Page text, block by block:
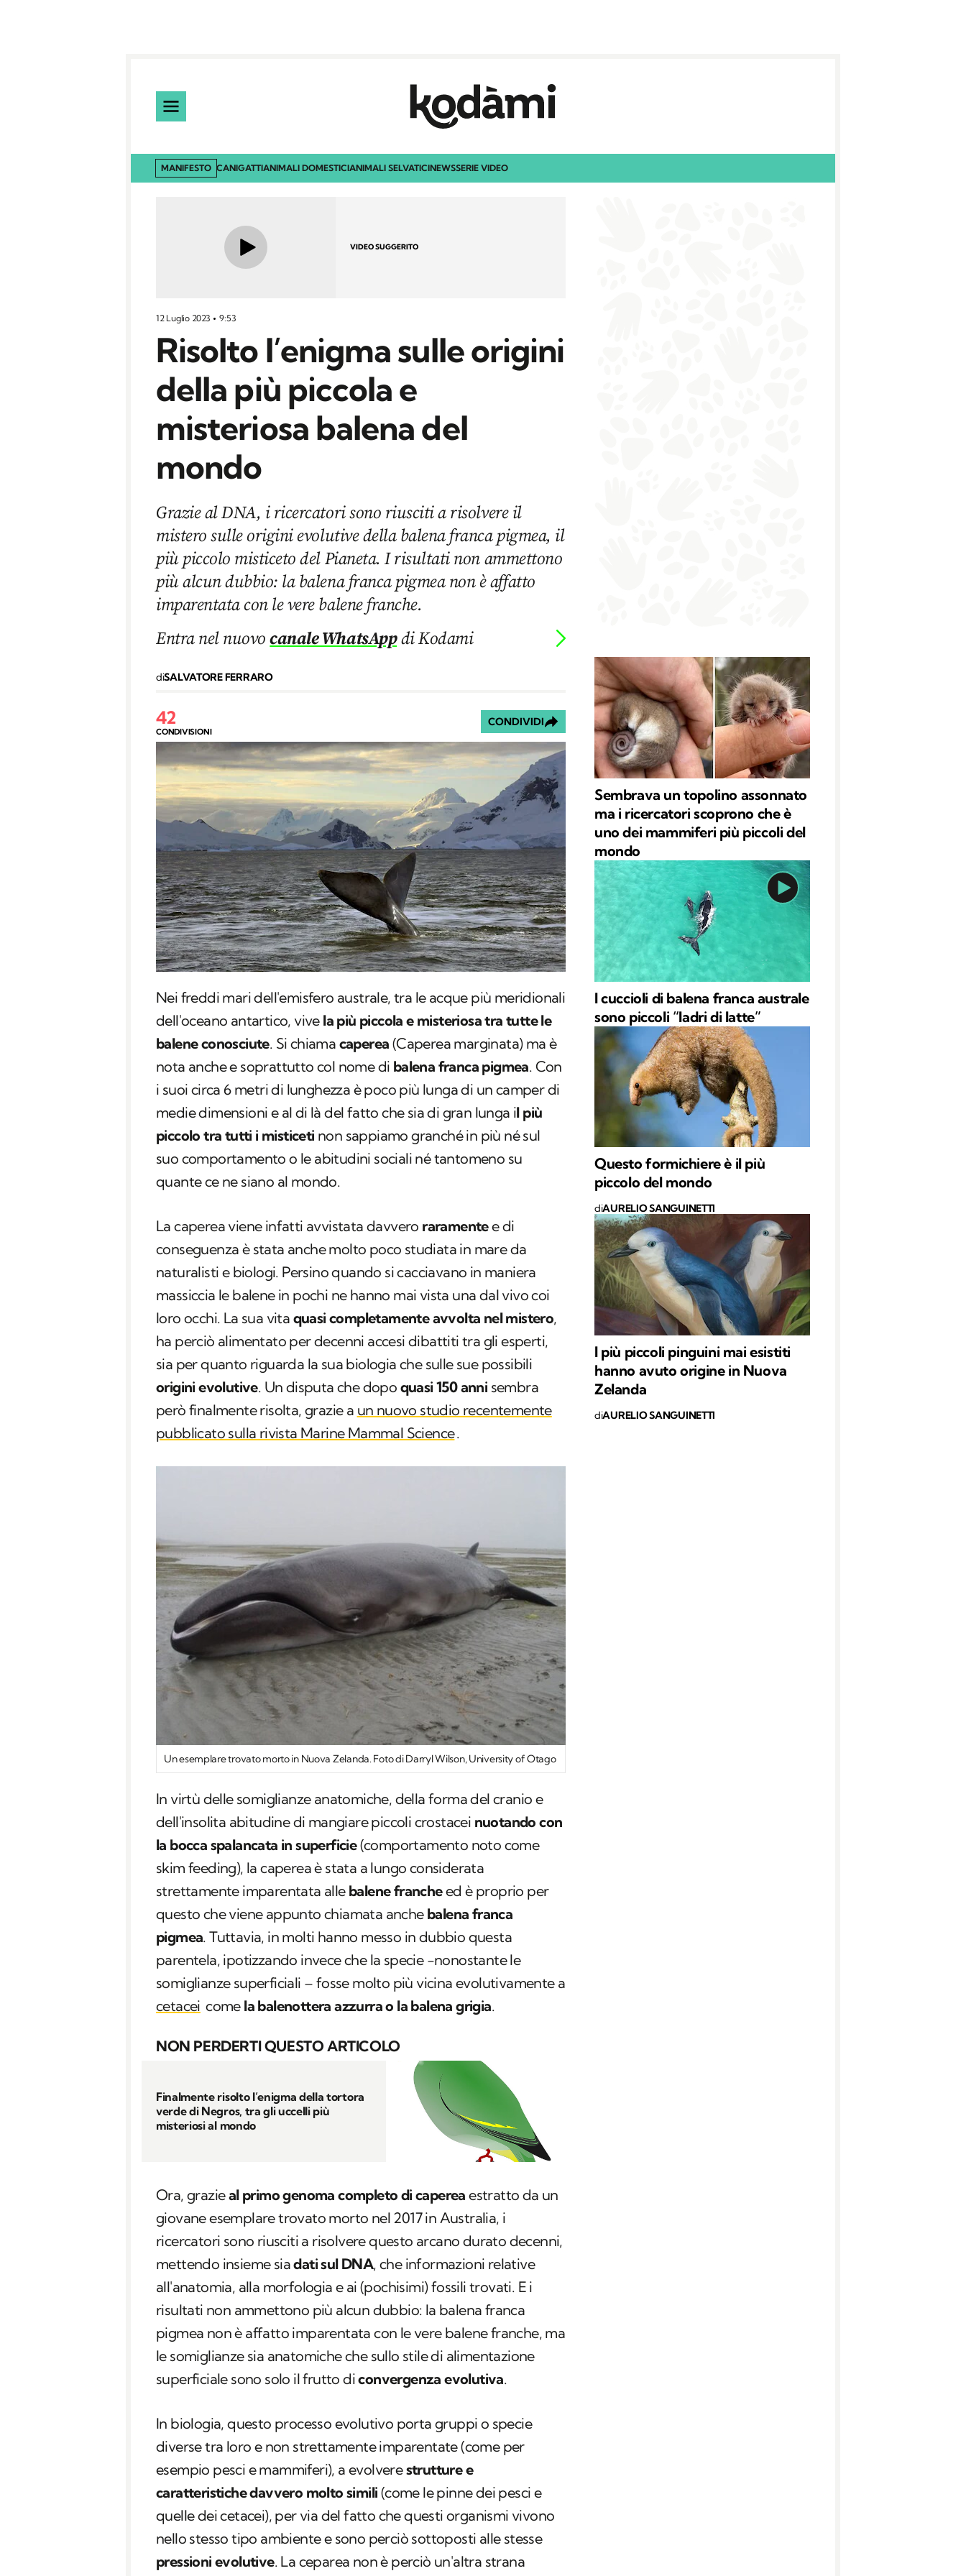
MANIFESTO CANIGATTIANIMALI DOMESTICIANIMALI SELVATICINEWSSERIE VIDEO
VIDEO SUGGERITO
12 Luglio 2023 9:53
Risolto l’enigma sulle origini
della più piccola e
misteriosa balena del
mondo
Grazie al DNA, i ricercatori sono riusciti a risolvere il
mistero sulle origini evolutive della balena franca pigmea, il
più piccolo misticeto del Pianeta. I risultati non ammettono
più alcun dubbio: la balena franca pigmea non è affatto
imparentata con le vere balene franche.
Entra nel nuovocanale WhatsAppdi Kodami
diSALVATORE FERRARO
42
CONDIVISIONI
CONDIVIDI
Nei freddi mari dell'emisfero australe, tra le acque più meridionali
dell'oceano antartico, vive la più piccola e misteriosa tra tutte le
balene conosciute. Si chiama caperea (Caperea marginata) ma è
nota anche e soprattutto col nome di balena franca pigmea. Con
i suoi circa 6 metri di lunghezza è poco più lunga di un camper di
medie dimensioni e al di là del fatto che sia di gran lunga il più
piccolo tra tutti i misticeti non sappiamo granché in più né sul
suo comportamento o le abitudini sociali né tantomeno su
quante ce ne siano al mondo.
La caperea viene infatti avvistata davvero raramentee di
conseguenza è stata anche molto poco studiata in mare da
naturalisti e biologi. Persino quando si cacciavano in maniera
massiccia le balene in pochi ne hanno mai vista una dal vivo coi
loro occhi. La sua vita quasi completamente avvolta nel mistero,
ha perciò alimentato per decenni accesi dibattiti tra gli esperti,
sia per quanto riguarda la sua biologia che sulle sue possibili
origini evolutive. Un disputa che dopo quasi 150 anni sembra
però finalmente risolta, grazie a un nuovo studio recentemente
pubblicato sulla rivista Marine Mammal Science.
Un esemplare trovato morto in Nuova Zelanda. Foto di Darryl Wilson, University of Otago
In virtù delle somiglianze anatomiche, della forma del cranio e
dell'insolita abitudine di mangiare piccoli crostacei nuotando con
la bocca spalancata in superficie(comportamento noto come
skim feeding), la caperea è stata a lungo considerata
strettamente imparentata alle balene francheed è proprio per
questo che viene appunto chiamata anche balena franca
pigmea. Tuttavia, in molti hanno messo in dubbio questa
parentela, ipotizzando invece che la specie -nonostante le
somiglianze superficiali – fosse molto più vicina evolutivamente a
cetacei come la balenottera azzurra o la balena grigia.
NON PERDERTI QUESTO ARTICOLO
Finalmente risolto l’enigma della tortora
verde di Negros, tra gli uccelli più
misteriosi al mondo
Ora, grazieal primo genoma completo di caperea estratto da un
giovane esemplare trovato morto nel 2017 in Australia, i
ricercatori sono riusciti a risolvere questo arcano durato decenni,
mettendo insieme siadati sul DNA, che informazioni relative
all'anatomia, alla morfologia e ai (pochisimi) fossili trovati. E i
risultati non ammettono più alcun dubbio: la balena franca
pigmea non è affatto imparentata con le vere balene franche, ma
le somiglianze sia anatomiche che sullo stile di alimentazione
superficiale sono solo il frutto diconvergenza evolutiva.
In biologia, questo processo evolutivo porta gruppi o specie
diverse tra loro e non strettamente imparentate (come per
esempio pesci e mammiferi), a evolverestrutture e
caratteristiche davvero molto simili (come le pinne dei pesci e
quelle dei cetacei), per via del fatto che questi organismi vivono
nello stesso tipo ambiente e sono perciò sottoposti alle stesse
pressioni evolutive. La ceparea non è perciò un'altra strana
Sembrava un topolino assonnato
ma i ricercatori scoprono che è
uno dei mammiferi più piccoli del
mondo
I cuccioli di balena franca australe
sono piccoli “ladri di latte”
Questo formichiere è il più
piccolo del mondo
diAURELIO SANGUINETTI
I più piccoli pinguini mai esistiti
hanno avuto origine in Nuova
Zelanda
diAURELIO SANGUINETTI